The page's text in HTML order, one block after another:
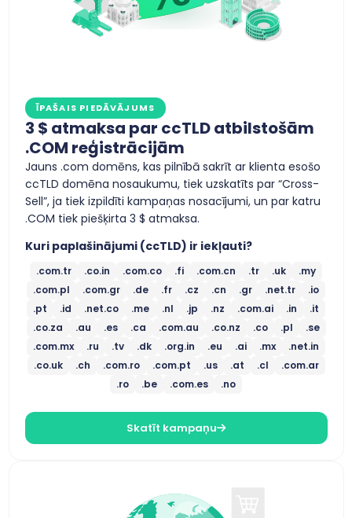
ĪPAŠAIS PIEDĀVĀJUMS
3 $ atmaksa par ccTLD atbilstošām
.COM reģistrācijām
Jauns .com domēns, kas pilnībā sakrīt ar klienta esošo
ccTLD domēna nosaukumu, tiek uzskatīts par “Cross-
Sell”, ja tiek izpildīti kampaņas nosacījumi, un par katru
.COM tiek piešķirta 3 $ atmaksa.
Kuri paplašinājumi (ccTLD) ir iekļauti?
.com.tr .co.in .com.co .fi .com.cn .tr .uk
.my
.com.pl
.com.gr .de .fr .cz .cn .gr .net.tr
.io
.pt
.id .net.co .me .nl .jp .nz .com.ai .in
.it
.co.za
.au .es .ca .com.au .co.nz .co .pl
.se
.com.mx
.ru .tv .dk .org.in .eu .ai .mx
.net.in
.co.uk
.ch .com.ro .com.pt .us .at .cl
.com.ar
.ro
.be .com.es .no
Skatīt kampaņu